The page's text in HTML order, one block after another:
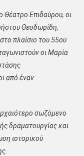
Θέατρο Επιδαύρου, οι
Θεοδωρίδη,
πλαίσιο του 55ου
οι Μαρία
από έναν
σωζόμενο
δραματουργίας και
ιστορικού